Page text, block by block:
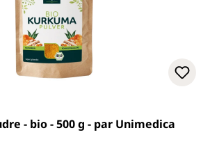
4.8 sur 5 étoiles
- bio - 500 g - par Unimedica